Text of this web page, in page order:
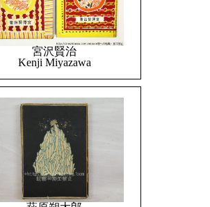
宮沢賢治
Kenji Miyazawa